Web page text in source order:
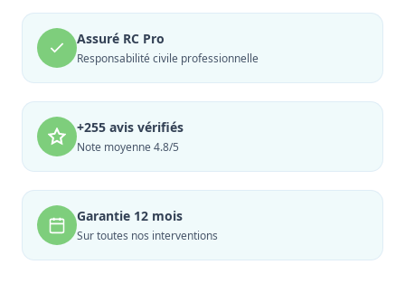
Assuré RC Pro
Responsabilité civile professionnelle
+255 avis vérifiés
Note moyenne 4.8/5
Garantie 12 mois
Sur toutes nos interventions